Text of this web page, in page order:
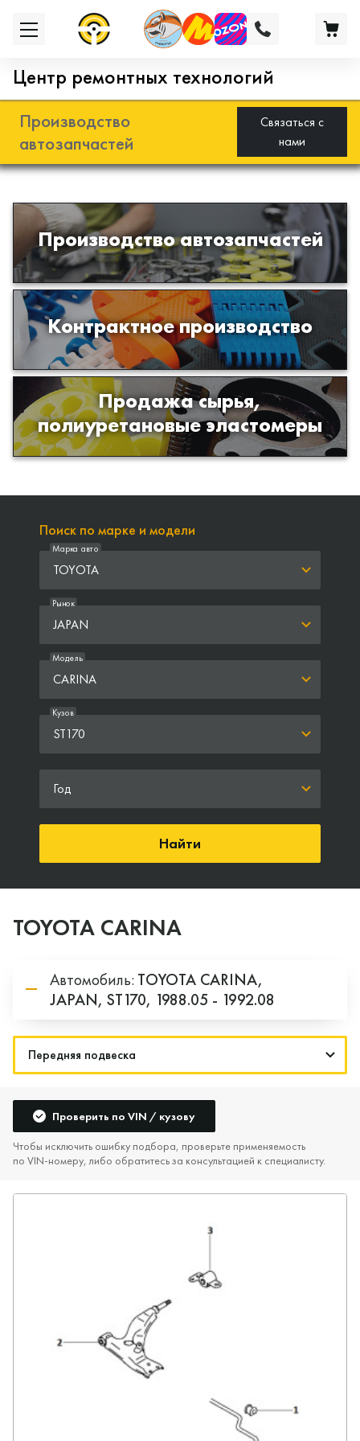
Центр ремонтных технологий
Производство
автозапчастей
Связаться с
нами
Производство автозапчастей
Разработка и производство деталей
из эластомеров для подвески
автомобиля
Контрактное производство
Производство изделий из пластиков
и полимеров по образцам либо
чертежам заказчика
Продажа сырья,
полиуретановые эластомеры
Продажа сырья для производства
изделий из полиуретана
Поиск по марке и модели
TOYOTA
Марка авто
JAPAN
Рынок
CARINA
Модель
ST170
Кузов
Год
Найти
TOYOTA CARINA
Автомобиль: TOYOTA CARINA,
JAPAN, ST170, 1988.05 - 1992.08
Проверить по VIN / кузову
Чтобы исключить ошибку подбора, проверьте применяемость
по VIN‑номеру, либо обратитесь за консультацией к специалисту.